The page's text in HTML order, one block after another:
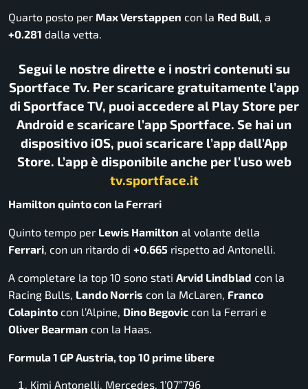
Quarto posto per Max Verstappen con la Red Bull, a
+0.281 dalla vetta.
Segui le nostre dirette e i nostri contenuti su
Sportface Tv. Per scaricare gratuitamente l’app
di Sportface TV, puoi accedere al Play Store per
Android e scaricare l’app Sportface. Se hai un
dispositivo iOS, puoi scaricare l’app dall’App
Store. L’app è disponibile anche per l’uso web
tv.sportface.it
Hamilton quinto con la Ferrari
Quinto tempo per Lewis Hamilton al volante della
Ferrari, con un ritardo di +0.665 rispetto ad Antonelli.
A completare la top 10 sono stati Arvid Lindblad con la
Racing Bulls, Lando Norris con la McLaren, Franco
Colapinto con l’Alpine, Dino Begovic con la Ferrari e
Oliver Bearman con la Haas.
Formula 1 GP Austria, top 10 prime libere
Kimi Antonelli, Mercedes, 1’07”796